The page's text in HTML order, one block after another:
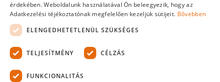
Általános szerződési feltételek
Adatvédelmi tájékoztató
Felelősségvállalási nyilatkozat
Tanúsítványok
ENGLISH
érdekében. Weboldalunk használatával Ön beleegyezik, hogy az
Adatkezelési téjékoztatónak megfelelően kezeljük sütijeit. Bővebben
ELENGEDHETETLENÜL SZÜKSÉGES
TELJESÍTMÉNY CÉLZÁS
FUNKCIONALITÁS